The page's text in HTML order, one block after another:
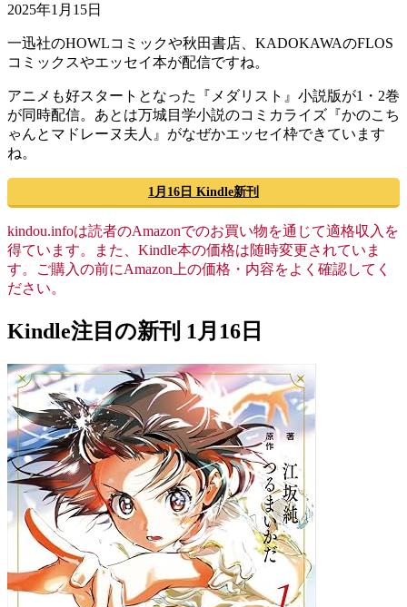
2025年1月15日
一迅社のHOWLコミックや秋田書店、KADOKAWAのFLOS
コミックスやエッセイ本が配信ですね。
アニメも好スタートとなった『メダリスト』小説版が1・2巻
が同時配信。あとは万城目学小説のコミカライズ『かのこち
ゃんとマドレーヌ夫人』がなぜかエッセイ枠できています
ね。
1月16日 Kindle新刊
kindou.infoは読者のAmazonでのお買い物を通じて適格収入を
得ています。また、Kindle本の価格は随時変更されていま
す。ご購入の前にAmazon上の価格・内容をよく確認してく
ださい。
Kindle注目の新刊 1月16日